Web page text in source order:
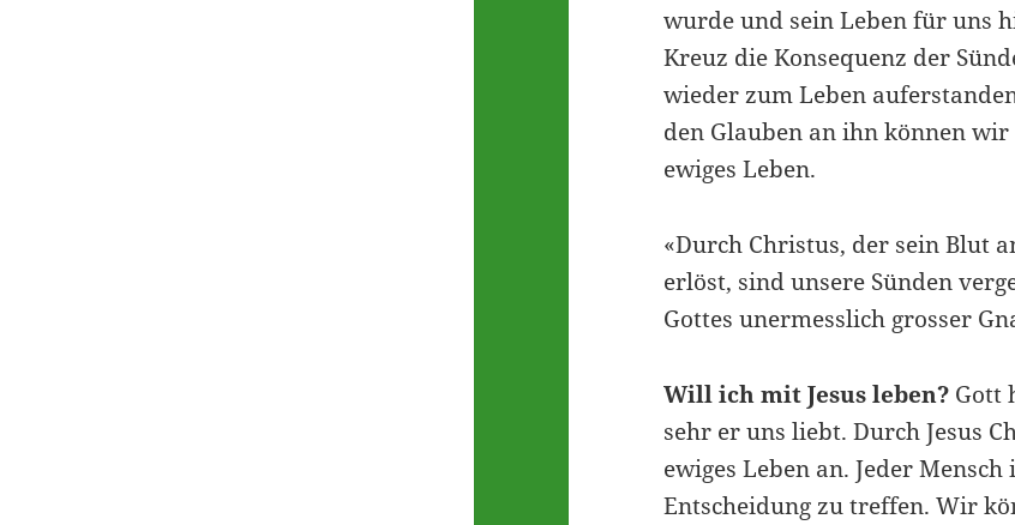
wurde und sein Leben für uns
Kreuz die Konsequenz der
wieder zum Leben
den Glauben an ihn können
ewiges Leben.
«Durch Christus, der sein Blut
erlöst, sind unsere Sünden
Gottes unermesslich grosser
Will ich mit Jesus leben? Gott
sehr er uns liebt. Durch Jesus
ewiges Leben an. Jeder
Entscheidung zu treffen. Wir